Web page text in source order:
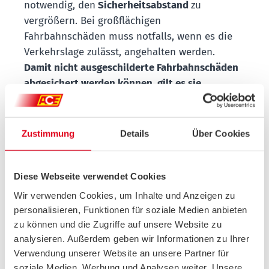
Zustimmung Details Über Cookies
Diese Webseite verwendet Cookies
Wir verwenden Cookies, um Inhalte und Anzeigen zu
personalisieren, Funktionen für soziale Medien anbieten
zu können und die Zugriffe auf unsere Website zu
analysieren. Außerdem geben wir Informationen zu Ihrer
Verwendung unserer Website an unsere Partner für
notwendig, den Sicherheitsabstandzu
vergrößern. Bei großflächigen
Fahrbahnschäden muss notfalls, wenn es die
Verkehrslage zulässt, angehalten werden.
Damit nicht ausgeschilderte Fahrbahnschäden
abgesichert werden können, gilt es,sie
umgehend zu melden
– etwa bei Polizei oder
Autobahnmeisterei. Manche Städte und
Gemeinden bieten zu diesem Zweck auch
Kleine Unebenheit – großer
Fahrzeugschaden
Nicht immer kann man Straßenschäden
einfach umfahren: Ist beispielsweise ein
Ausweichen unmöglich, ohne in den